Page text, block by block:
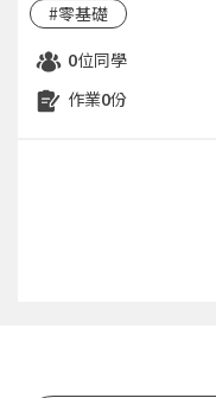
#零基礎
0位同學
作業0份